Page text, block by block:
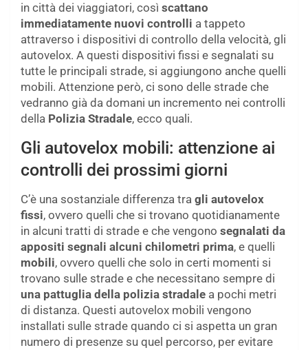
in città dei viaggiatori, così scattano
immediatamente nuovi controlli a tappeto
attraverso i dispositivi di controllo della velocità, gli
autovelox. A questi dispositivi fissi e segnalati su
tutte le principali strade, si aggiungono anche quelli
mobili. Attenzione però, ci sono delle strade che
vedranno già da domani un incremento nei controlli
della Polizia Stradale, ecco quali.
Gli autovelox mobili: attenzione ai
controlli dei prossimi giorni
C’è una sostanziale differenza tra gli autovelox
fissi, ovvero quelli che si trovano quotidianamente
in alcuni tratti di strade e che vengono segnalati da
appositi segnali alcuni chilometri prima, e quelli
mobili, ovvero quelli che solo in certi momenti si
trovano sulle strade e che necessitano sempre di
una pattuglia della polizia stradale a pochi metri
di distanza. Questi autovelox mobili vengono
installati sulle strade quando ci si aspetta un gran
numero di presenze su quel percorso, per evitare